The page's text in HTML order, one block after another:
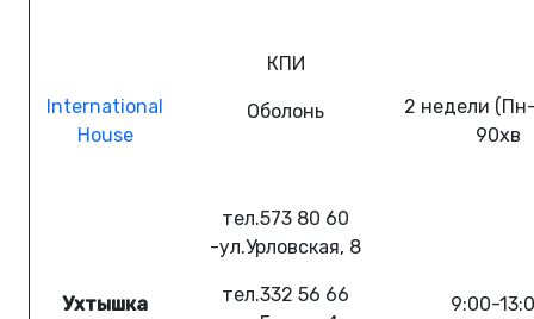
International
House
КПИ
Оболонь
2 недели
90хв
Ухтышка
тел.573 80 60
-ул.Урловская, 8
тел.332 56 66
9:00-